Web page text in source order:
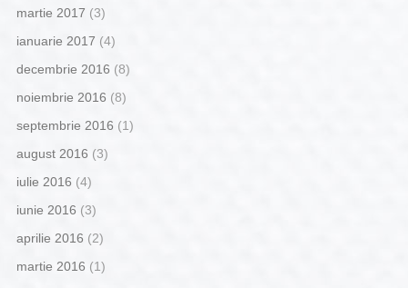
martie 2017 (3)
ianuarie 2017 (4)
decembrie 2016 (8)
noiembrie 2016 (8)
septembrie 2016 (1)
august 2016 (3)
iulie 2016 (4)
iunie 2016 (3)
aprilie 2016 (2)
martie 2016 (1)